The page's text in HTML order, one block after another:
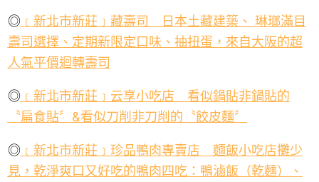
◎ ﹝新北市新莊﹞藏壽司 日本土藏建築、 琳瑯滿目
壽司選擇、定期新限定口味、抽扭蛋，來自大阪的超
人氣平價迴轉壽司
◎ ﹝新北市新莊﹞云享小吃店 看似鍋貼非鍋貼的
〝扁食貼〞 &看似刀削非刀削的〝餃皮麵〞
◎ ﹝新北市新莊﹞珍品鴨肉專賣店 麵飯小吃店攤少
見，乾淨爽口又好吃的鴨肉四吃：鴨滷飯（乾麵）、